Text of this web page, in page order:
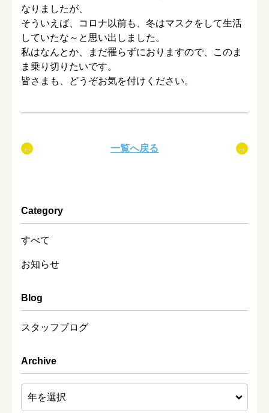
なりましたが、
そういえば、コロナ以前も、冬はマスクをして生活
していたな～と思い出しました。
私はなんとか、まだ罹らずにおりますので、このま
ま乗り切りたいです。
皆さまも、どうぞお気を付けください。
一覧へ戻る
Category
すべて
お知らせ
Blog
スタッフブログ
Archive